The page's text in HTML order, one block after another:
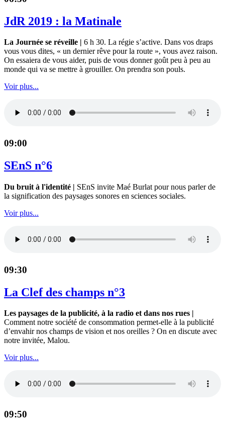
JdR 2019 : la Matinale
La Journée se réveille | 6 h 30. La régie s’active. Dans vos draps
vous vous dites, « un dernier rêve pour la route », vous avez raison.
On essaiera de vous aider, puis de vous donner goût peu à peu au
monde qui va se mettre à grouiller. On prendra son pouls.
Voir plus...
09:00
SEnS n°6
Du bruit à l'identité | SEnS invite Maé Burlat pour nous parler de
la signification des paysages sonores en sciences sociales.
Voir plus...
09:30
La Clef des champs n°3
Les paysages de la publicité, à la radio et dans nos rues |
Comment notre société de consommation permet-elle à la publicité
d’envahir nos champs de vision et nos oreilles ? On en discute avec
notre invitée, Malou.
Voir plus...
09:50